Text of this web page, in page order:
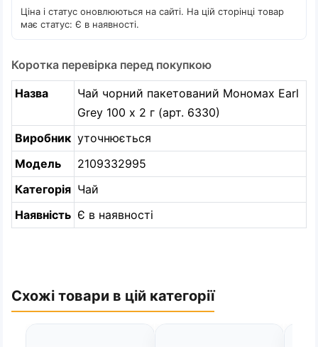
Ціна і статус оновлюються на сайті. На цій сторінці товар
має статус: Є в наявності.
Коротка перевірка перед покупкою
Назва
Чай чорний пакетований Мономах Earl
Grey 100 х 2 г (арт. 6330)
Виробник уточнюється
Модель
2109332995
Категорія Чай
Наявність Є в наявності
Схожі товари в цій категорії